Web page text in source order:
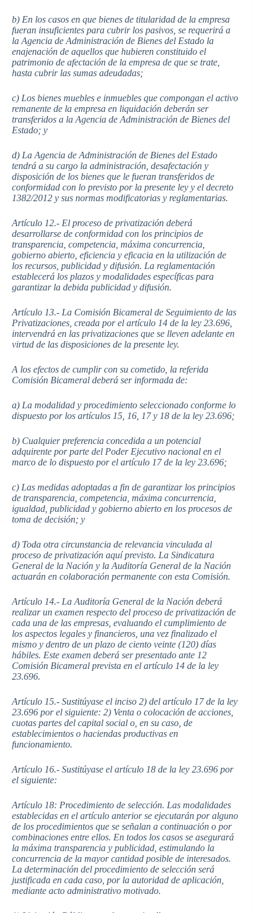
b) En los casos en que bienes de titularidad de la empresa
fueran insuficientes para cubrir los pasivos, se requerirá a
la Agencia de Administración de Bienes del Estado la
enajenación de aquellos que hubieren constituido el
patrimonio de afectación de la empresa de que se trate,
hasta cubrir las sumas adeudadas;
c) Los bienes muebles e inmuebles que compongan el activo
remanente de la empresa en liquidación deberán ser
transferidos a la Agencia de Administración de Bienes del
Estado; y
d) La Agencia de Administración de Bienes del Estado
tendrá a su cargo la administración, desafectación y
disposición de los bienes que le fueran transferidos de
conformidad con lo previsto por la presente ley y el decreto
1382/2012 y sus normas modificatorias y reglamentarias.
Artículo 12.- El proceso de privatización deberá
desarrollarse de conformidad con los principios de
transparencia, competencia, máxima concurrencia,
gobierno abierto, eficiencia y eficacia en la utilización de
los recursos, publicidad y difusión. La reglamentación
establecerá los plazos y modalidades específicas para
garantizar la debida publicidad y difusión.
Artículo 13.- La Comisión Bicameral de Seguimiento de las
Privatizaciones, creada por el artículo 14 de la ley 23.696,
intervendrá en las privatizaciones que se lleven adelante en
virtud de las disposiciones de la presente ley.
A los efectos de cumplir con su cometido, la referida
Comisión Bicameral deberá ser informada de:
a) La modalidad y procedimiento seleccionado conforme lo
dispuesto por los artículos 15, 16, 17 y 18 de la ley 23.696;
b) Cualquier preferencia concedida a un potencial
adquirente por parte del Poder Ejecutivo nacional en el
marco de lo dispuesto por el artículo 17 de la ley 23.696;
c) Las medidas adoptadas a fin de garantizar los principios
de transparencia, competencia, máxima concurrencia,
igualdad, publicidad y gobierno abierto en los procesos de
toma de decisión; y
d) Toda otra circunstancia de relevancia vinculada al
proceso de privatización aquí previsto. La Sindicatura
General de la Nación y la Auditoría General de la Nación
actuarán en colaboración permanente con esta Comisión.
Artículo 14.- La Auditoría General de la Nación deberá
realizar un examen respecto del proceso de privatización de
cada una de las empresas, evaluando el cumplimiento de
los aspectos legales y financieros, una vez finalizado el
mismo y dentro de un plazo de ciento veinte (120) días
hábiles. Este examen deberá ser presentado ante 12
Comisión Bicameral prevista en el artículo 14 de la ley
23.696.
Artículo 15.- Sustitúyase el inciso 2) del artículo 17 de la ley
23.696 por el siguiente: 2) Venta o colocación de acciones,
cuotas partes del capital social o, en su caso, de
establecimientos o haciendas productivas en
funcionamiento.
Artículo 16.- Sustitúyase el artículo 18 de la ley 23.696 por
el siguiente:
Artículo 18: Procedimiento de selección. Las modalidades
establecidas en el artículo anterior se ejecutarán por alguno
de los procedimientos que se señalan a continuación o por
combinaciones entre ellos. En todos los casos se asegurará
la máxima transparencia y publicidad, estimulando la
concurrencia de la mayor cantidad posible de interesados.
La determinación del procedimiento de selección será
justificada en cada caso, por la autoridad de aplicación,
mediante acto administrativo motivado.